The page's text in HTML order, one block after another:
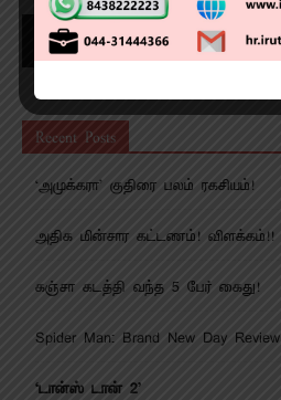
Recent Posts
‘அமுக்கரா’ குதிரை பலம் ரகசியம்!
அதிக மின்சார கட்டணம்! விளக்கம்!!
கஞ்சா கடத்தி வந்த 5 பேர் கைது!
Spider Man: Brand New Day Review
‘டான்ஸ் டான் 2’